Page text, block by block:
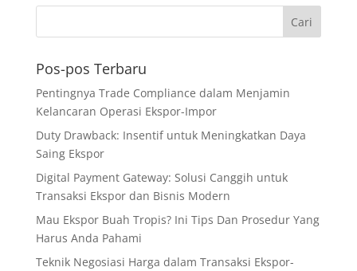
Pos-pos Terbaru
Pentingnya Trade Compliance dalam Menjamin
Kelancaran Operasi Ekspor-Impor
Duty Drawback: Insentif untuk Meningkatkan Daya
Saing Ekspor
Digital Payment Gateway: Solusi Canggih untuk
Transaksi Ekspor dan Bisnis Modern
Mau Ekspor Buah Tropis? Ini Tips Dan Prosedur Yang
Harus Anda Pahami
Teknik Negosiasi Harga dalam Transaksi Ekspor-